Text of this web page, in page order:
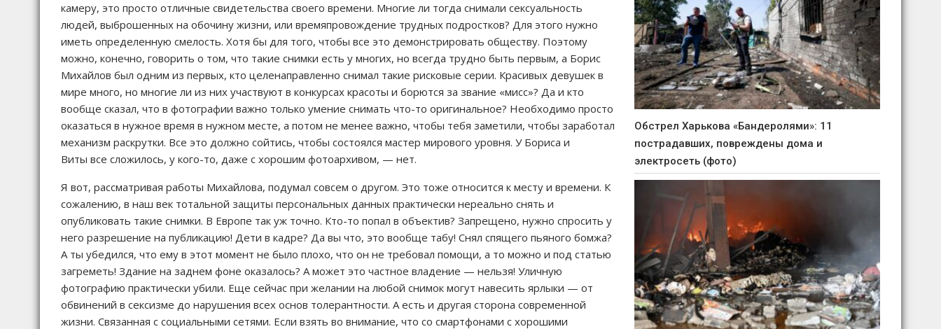
камеру, это просто отличные свидетельства своего времени. Многие ли тогда снимали сексуальность
людей, выброшенных на обочину жизни, или времяпровождение трудных подростков? Для этого нужно
иметь определенную смелость. Хотя бы для того, чтобы все это демонстрировать обществу. Поэтому
можно, конечно, говорить о том, что такие снимки есть у многих, но всегда трудно быть первым, а Борис
Михайлов был одним из первых, кто целенаправленно снимал такие рисковые серии. Красивых девушек в
мире много, но многие ли из них участвуют в конкурсах красоты и борются за звание «мисс»? Да и кто
вообще сказал, что в фотографии важно только умение снимать что-то оригинальное? Необходимо просто
оказаться в нужное время в нужном месте, а потом не менее важно, чтобы тебя заметили, чтобы заработал
механизм раскрутки. Все это должно сойтись, чтобы состоялся мастер мирового уровня. У Бориса и
Виты все сложилось, у кого-то, даже с хорошим фотоархивом, — нет.
Я вот, рассматривая работы Михайлова, подумал совсем о другом. Это тоже относится к месту и времени. К
сожалению, в наш век тотальной защиты персональных данных практически нереально снять и
опубликовать такие снимки. В Европе так уж точно. Кто-то попал в объектив? Запрещено, нужно спросить у
него разрешение на публикацию! Дети в кадре? Да вы что, это вообще табу! Снял спящего пьяного бомжа?
А ты убедился, что ему в этот момент не было плохо, что он не требовал помощи, а то можно и под статью
загреметь! Здание на заднем фоне оказалось? А может это частное владение — нельзя! Уличную
фотографию практически убили. Еще сейчас при желании на любой снимок могут навесить ярлыки — от
обвинений в сексизме до нарушения всех основ толерантности. А есть и другая сторона современной
жизни. Связанная с социальными сетями. Если взять во внимание, что со смартфонами с хорошими
Обстрел Харькова «Бандеролями»: 11
пострадавших, повреждены дома и
электросеть (фото)